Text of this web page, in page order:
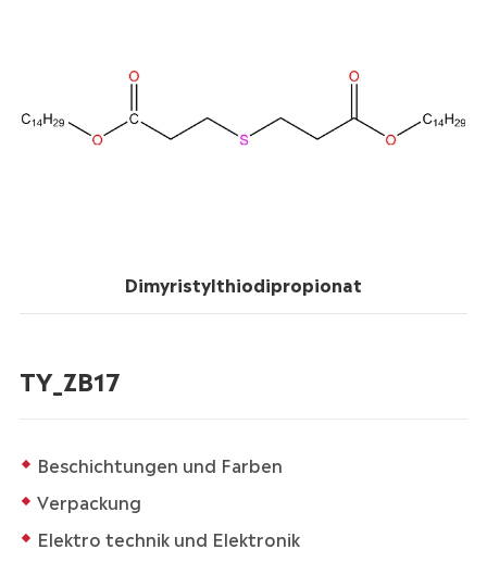
Dimyristylthiodipropionat
TY_ZB17
Beschichtungen und Farben
Verpackung
Elektro technik und Elektronik